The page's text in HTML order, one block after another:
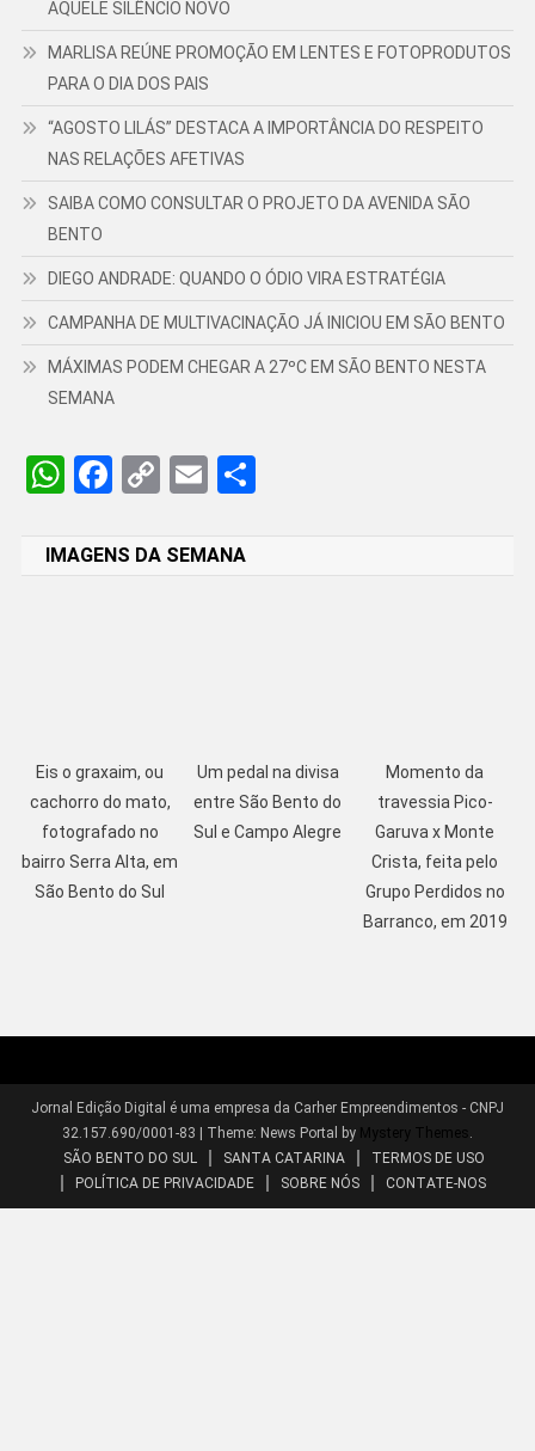
AQUELE SILÊNCIO NOVO
MARLISA REÚNE PROMOÇÃO EM LENTES E FOTOPRODUTOS
PARA O DIA DOS PAIS
“AGOSTO LILÁS” DESTACA A IMPORTÂNCIA DO RESPEITO
NAS RELAÇÕES AFETIVAS
SAIBA COMO CONSULTAR O PROJETO DA AVENIDA SÃO
BENTO
DIEGO ANDRADE: QUANDO O ÓDIO VIRA ESTRATÉGIA
CAMPANHA DE MULTIVACINAÇÃO JÁ INICIOU EM SÃO BENTO
MÁXIMAS PODEM CHEGAR A 27ºC EM SÃO BENTO NESTA
SEMANA
WhatsApp
Facebook
CopyEmail
IMAGENS DA SEMANA
Eis o graxaim, ou
cachorro do mato,
fotografado no
bairro Serra Alta, em
São Bento do Sul
Um pedal na divisa
entre São Bento do
Sul e Campo Alegre
Momento da
travessia Pico-
Garuva x Monte
Crista, feita pelo
Grupo Perdidos no
Barranco, em 2019
Jornal Edição Digital é uma empresa da Carher Empreendimentos - CNPJ
32.157.690/0001-83 | Theme: News Portal by Mystery Themes
SÃO BENTO DO SUL
SANTA CATARINA
TERMOS DE USO
POLÍTICA DE PRIVACIDADE
SOBRE NÓS CONTATE-NOS